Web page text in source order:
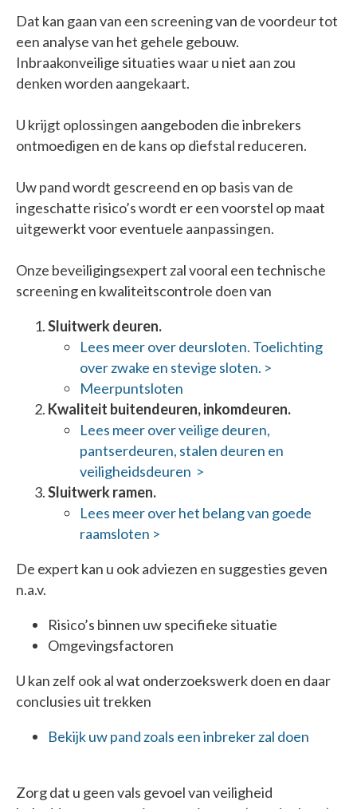
Dat kan gaan van een screening van de voordeur tot
een analyse van het gehele gebouw.
Inbraakonveilige situaties waar u niet aan zou
denken worden aangekaart.
U krijgt oplossingen aangeboden die inbrekers
ontmoedigen en de kans op diefstal reduceren.
Uw pand wordt gescreend en op basis van de
ingeschatte risico’s wordt er een voorstel op maat
uitgewerkt voor eventuele aanpassingen.
Onze beveiligingsexpert zal vooral een technische
screening en kwaliteitscontrole doen van
Sluitwerk deuren.
Lees meer over deursloten. Toelichting
over zwake en stevige sloten. >
Meerpuntsloten
Kwaliteit buitendeuren, inkomdeuren.
Lees meer over veilige deuren,
pantserdeuren, stalen deuren en
veiligheidsdeuren >
Sluitwerk ramen.
Lees meer over het belang van goede
raamsloten >
De expert kan u ook adviezen en suggesties geven
n.a.v.
Risico’s binnen uw specifieke situatie
Omgevingsfactoren
U kan zelf ook al wat onderzoekswerk doen en daar
conclusies uit trekken
Bekijk uw pand zoals een inbreker zal doen
Zorg dat u geen vals gevoel van veiligheid